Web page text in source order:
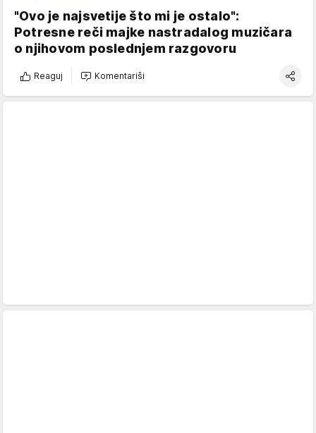
"Ovo je najsvetije što mi je ostalo":
Potresne reči majke nastradalog muzičara
o njihovom poslednjem razgovoru
Reaguj Komentariši